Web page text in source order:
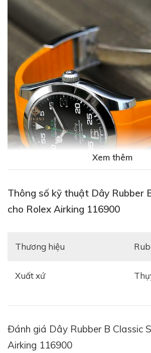
Xem thêm
Thông số kỹ thuật Dây Rubber
cho Rolex Airking 116900
Thương hiệu
Xuất xứ
Đánh giá Dây Rubber B Classic
Airking 116900